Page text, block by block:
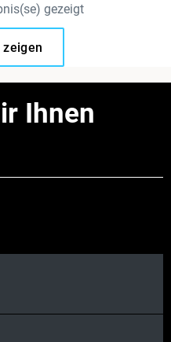
gezeigt
zeigen
Ihnen